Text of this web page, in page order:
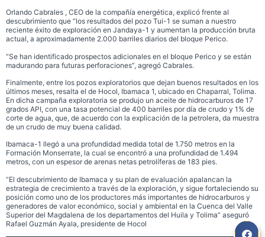
Orlando Cabrales , CEO de la compañía energética, explicó frente al
descubrimiento que “los resultados del pozo Tui-1 se suman a nuestro
reciente éxito de exploración en Jandaya-1 y aumentan la producción bruta
actual, a aproximadamente 2.000 barriles diarios del bloque Perico.
“Se han identificado prospectos adicionales en el bloque Perico y se están
madurando para futuras perforaciones”, agregó Cabrales.
Finalmente, entre los pozos exploratorios que dejan buenos resultados en los
últimos meses, resalta el de Hocol, Ibamaca 1, ubicado en Chaparral, Tolima.
En dicha campaña exploratoria se produjo un aceite de hidrocarburos de 17
grados API, con una tasa potencial de 400 barriles por día de crudo y 1% de
corte de agua, que, de acuerdo con la explicación de la petrolera, da muestra
de un crudo de muy buena calidad.
Ibamaca-1 llegó a una profundidad medida total de 1.750 metros en la
Formación Monserrate, la cual se encontró a una profundidad de 1.494
metros, con un espesor de arenas netas petrolíferas de 183 pies.
“El descubrimiento de Ibamaca y su plan de evaluación apalancan la
estrategia de crecimiento a través de la exploración, y sigue fortaleciendo su
posición como uno de los productores más importantes de hidrocarburos y
generadores de valor económico, social y ambiental en la Cuenca del Valle
Superior del Magdalena de los departamentos del Huila y Tolima” aseguró
Rafael Guzmán Ayala, presidente de Hocol